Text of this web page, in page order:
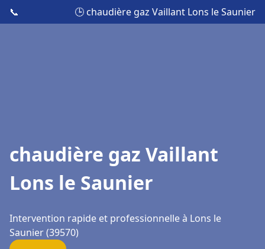
📞 🕒 chaudière gaz Vaillant Lons le Saunier
chaudière gaz Vaillant
Lons le Saunier
Intervention rapide et professionnelle à Lons le
Saunier (39570)